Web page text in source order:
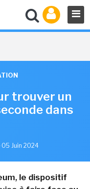
trouver un
dans
05 Juin 2024
le dispositif